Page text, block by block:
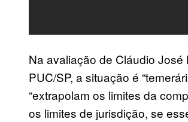
Na avaliação de Cláudio
PUC/SP, a situação é
“extrapolam os limites da
os limites de jurisdição, se